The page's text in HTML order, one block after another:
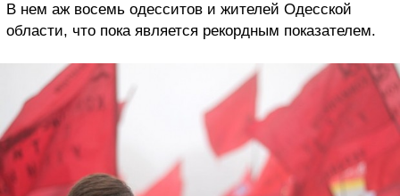
В нем аж восемь одесситов и жителей Одесской
области, что пока является рекордным показателем.